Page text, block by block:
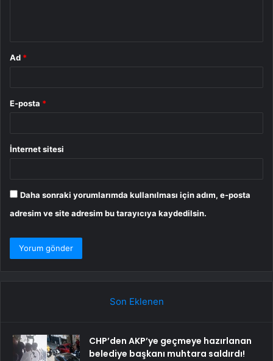
Ad *
E-posta *
İnternet sitesi
Daha sonraki yorumlarımda kullanılması için adım, e-posta
adresim ve site adresim bu tarayıcıya kaydedilsin.
Son Eklenen
CHP’den AKP’ye geçmeye hazırlanan
belediye başkanı muhtara saldırdı!